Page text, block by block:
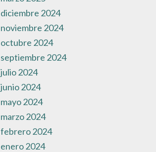
diciembre 2024
noviembre 2024
octubre 2024
septiembre 2024
julio 2024
junio 2024
mayo 2024
marzo 2024
febrero 2024
enero 2024